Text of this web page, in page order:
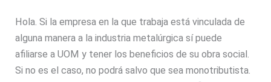
Hola. Si la empresa en la que trabaja está vinculada de
alguna manera a la industria metalúrgica sí puede
afiliarse a UOM y tener los beneficios de su obra social.
Si no es el caso, no podrá salvo que sea monotributista.